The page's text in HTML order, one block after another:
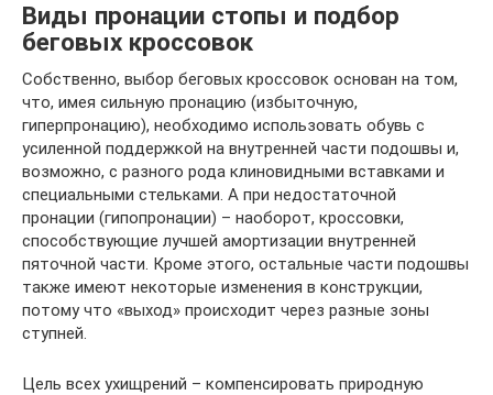
Виды пронации стопы и подбор
беговых кроссовок
Собственно, выбор беговых кроссовок основан на том,
что, имея сильную пронацию (избыточную,
гиперпронацию), необходимо использовать обувь с
усиленной поддержкой на внутренней части подошвы и,
возможно, с разного рода клиновидными вставками и
специальными стельками. А при недостаточной
пронации (гипопронации) – наоборот, кроссовки,
способствующие лучшей амортизации внутренней
пяточной части. Кроме этого, остальные части подошвы
также имеют некоторые изменения в конструкции,
потому что «выход» происходит через разные зоны
ступней.
Цель всех ухищрений – компенсировать природную